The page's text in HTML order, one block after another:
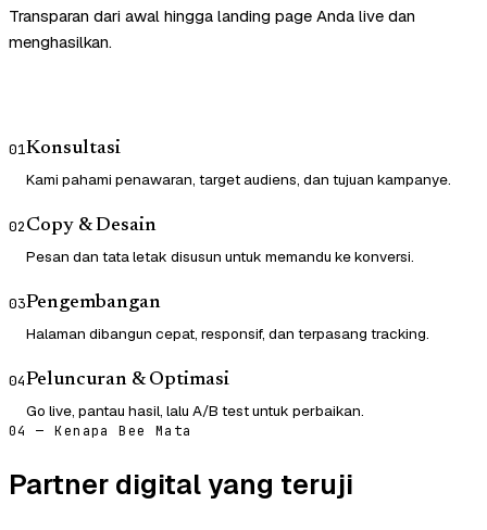
Transparan dari awal hingga landing page Anda live dan
menghasilkan.
01Konsultasi
Kami pahami penawaran, target audiens, dan tujuan kampanye.
02Copy & Desain
Pesan dan tata letak disusun untuk memandu ke konversi.
03Pengembangan
Halaman dibangun cepat, responsif, dan terpasang tracking.
04Peluncuran & Optimasi
Go live, pantau hasil, lalu A/B test untuk perbaikan.
04 — Kenapa Bee Mata
Partner digital yang teruji